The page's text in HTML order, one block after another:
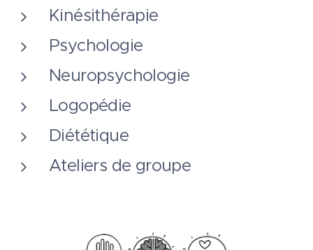
Kinésithérapie
Psychologie
Neuropsychologie
Logopédie
Diététique
Ateliers de groupe